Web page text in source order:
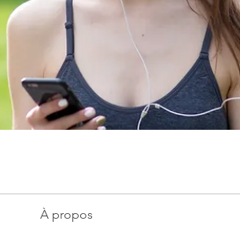
À propos